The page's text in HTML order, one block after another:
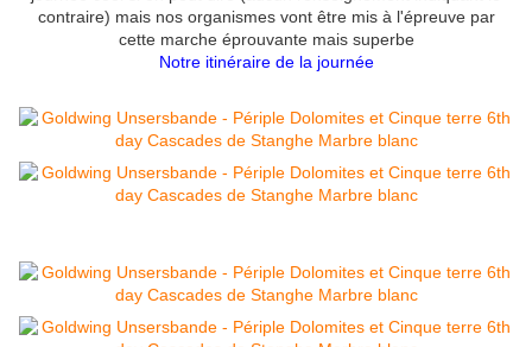
contraire) mais nos organismes vont être mis à l'épreuve par
cette marche éprouvante mais superbe
Notre itinéraire de la journée